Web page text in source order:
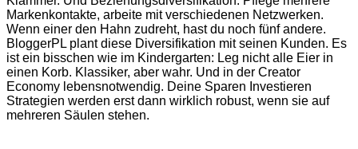
Markenkontakte, arbeite mit verschiedenen Netzwerken.
Wenn einer den Hahn zudreht, hast du noch fünf andere.
BloggerPL plant diese Diversifikation mit seinen Kunden. Es
ist ein bisschen wie im Kindergarten: Leg nicht alle Eier in
einen Korb. Klassiker, aber wahr. Und in der Creator
Economy lebensnotwendig. Deine Sparen Investieren
Strategien werden erst dann wirklich robust, wenn sie auf
mehreren Säulen stehen.